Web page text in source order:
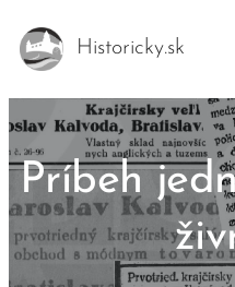
Historicky.sk
Príbeh